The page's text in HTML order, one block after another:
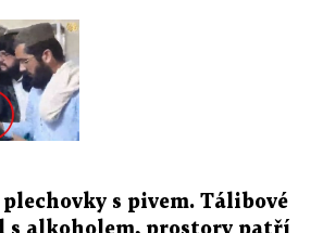
plechovky s pivem. Tálibové